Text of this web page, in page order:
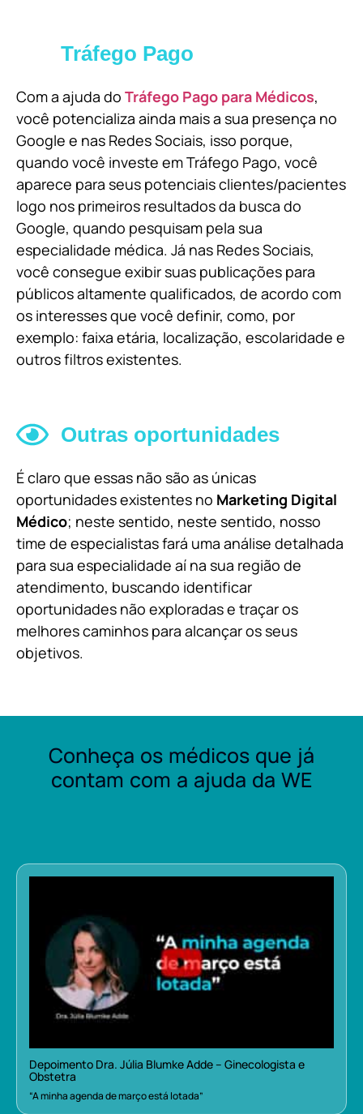
Tráfego Pago
Com a ajuda do Tráfego Pago para Médicos,
você potencializa ainda mais a sua presença no
Google e nas Redes Sociais, isso porque,
quando você investe em Tráfego Pago, você
aparece para seus potenciais clientes/pacientes
logo nos primeiros resultados da busca do
Google, quando pesquisam pela sua
especialidade médica. Já nas Redes Sociais,
você consegue exibir suas publicações para
públicos altamente qualificados, de acordo com
os interesses que você definir, como, por
exemplo: faixa etária, localização, escolaridade e
outros filtros existentes.
Outras oportunidades
É claro que essas não são as únicas
oportunidades existentes no Marketing Digital
Médico; neste sentido, neste sentido, nosso
time de especialistas fará uma análise detalhada
para sua especialidade aí na sua região de
atendimento, buscando identificar
oportunidades não exploradas e traçar os
melhores caminhos para alcançar os seus
objetivos.
Conheça os médicos que já
contam com a ajuda da WE
Depoimento Dra. Júlia Blumke Adde – Ginecologista e
Obstetra
“A minha agenda de março está lotada”